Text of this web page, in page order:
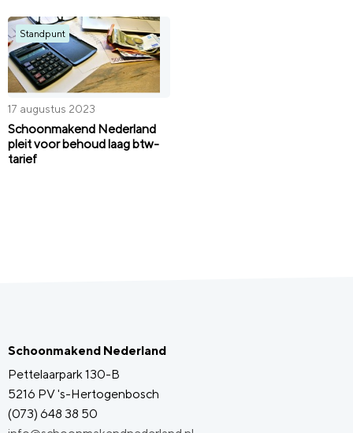
Standpunt
17 augustus 2023
Schoonmakend Nederland
pleit voor behoud laag btw-
tarief
Schoonmakend Nederland
Pettelaarpark 130-B
5216 PV 's-Hertogenbosch
(073) 648 38 50